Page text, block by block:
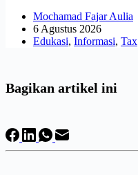
Mochamad Fajar Aulia
6 Agustus 2026
Edukasi, Informasi, Tax
Bagikan artikel ini